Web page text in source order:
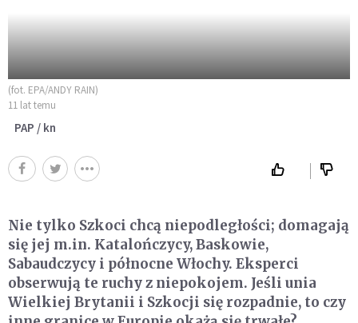
(fot. EPA/ANDY RAIN)
11 lat temu
PAP / kn
Nie tylko Szkoci chcą niepodległości; domagają
się jej m.in. Katalończycy, Baskowie,
Sabaudczycy i północne Włochy. Eksperci
obserwują te ruchy z niepokojem. Jeśli unia
Wielkiej Brytanii i Szkocji się rozpadnie, to czy